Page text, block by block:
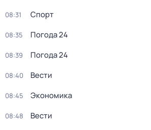
08:31 Спорт
08:35 Погода 24
08:39 Погода 24
08:40 Вести
08:45 Экономика
08:48 Вести